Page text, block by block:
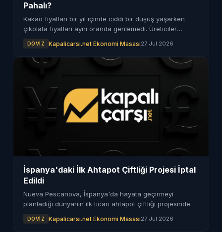
Pahalı?
Kakao fiyatları bir yıl içinde ciddi bir düşüş yaşarken
çikolata fiyatları aynı oranda gerilemedi. Üreticiler
DÖVIZ Kapalicarsi.net Ekonomi Masasi27 Jul 2026
İspanya'daki İlk Ahtapot Çiftliği Projesi İptal
Edildi
Nueva Pescanova, İspanya'da hayata geçirmeyi
planladığı dünyanın ilk ticari ahtapot çiftliği projesinden
DÖVIZ Kapalicarsi.net Ekonomi Masasi27 Jul 2026